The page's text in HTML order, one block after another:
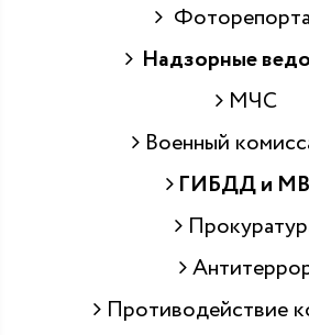
Надзорные
МЧС
Военный
ГИБДД и
Противодействие